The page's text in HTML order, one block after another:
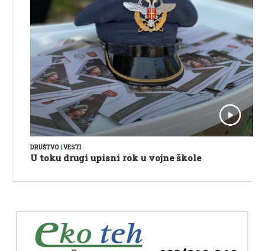
DRUŠTVO|VESTI
U toku drugi upisni rok u vojne škole